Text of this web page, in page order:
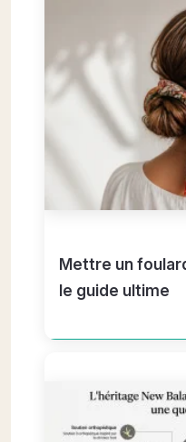
Mettre un
le guide ultime